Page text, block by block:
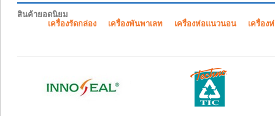
สินค้ายอดนิยม
เครื่องรัดกล่อง
เครื่องพันพาเลท เครื่องห่อแนวนอน เครื่อง